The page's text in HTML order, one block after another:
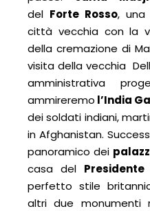
del Forte Rosso, una
città vecchia con la
della cremazione di
visita della vecchia
amministrativa
ammireremo l’India
dei soldati indiani,
in Afghanistan.
panoramico dei
casa del Presidente
perfetto stile
altri due monumenti